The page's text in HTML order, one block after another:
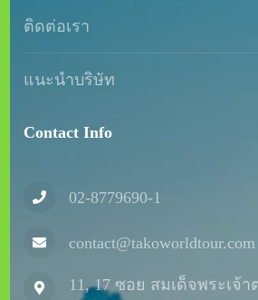
ติดต่อเรา
แนะนำบริษัท
Contact Info
02-8779690-1
contact@takoworldtour.com
11, 17 ซอย สมเด็จพระเจ้